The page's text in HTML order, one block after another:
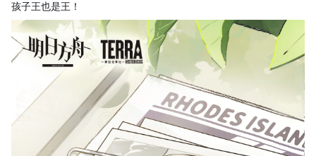
孩子王也是王！